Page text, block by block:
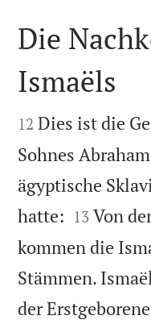

Die
Ismaëls

12 Dies ist die
Sohnes
ägyptische
hatte: 

13 Von
kommen die
Stämmen.
der